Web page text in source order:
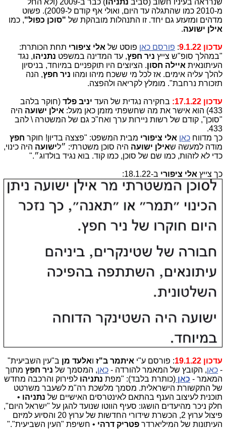
מ-2010 כמו שהתגלה עד היום, ואולי אף קודם ל-2009). פשוט
מדהים ומזעזע גם יחד. זו התנהלות מובהקת של "סוכן כפול", כמו
אילן ישועה.
עדכון 9.1.22 : פורסם כאן פוסט של אלי ציפורי תחת הכותרת:
"במהלך סופ"ש צייץ ניר חפץ, עד המדינה במשפט נתניהו, נגד
העיתונאית איילה חסון. הציוצים היו תוקפניים במיוחד, בניסיון
להלך עליה אימים. אז לכל מי ששכח מיהו ומהו ניר חפץ, הנה
תזכורת נרחבת". מומלץ לקריאה ולהפצה.
עדכון 17.1.22: בחקירה נגדית של העד יניב פלד (חוקר בלהב
433) הוא אישר את מה שחשפתי מזמן כאן מעל:
אילן ישועה היה
"סוכן", קודם של רשות ניירות ערך ואח"כ גם של המשטרה \ להב
433.
כך מדווח כאן אלי ציפורי מבית המשפט: "פצצה בדיון! חוקר חפץ
מודה למעשה שאילן ישועה היה סוכן משטרתי: ״לישועה היה כינוי,
כדי לא לזהות, כמו שם של סוכן, כמו קוד. בוא נגיד בולדוג״."
כך צייץ אלי ציפורי ב-18.1.22:
עדכון 19.1.22 : פורסם ע"י איתמר ב"ז ואלעד מן ב"עין השביעית"
- כאן, הקובץ של המאמר להורדה - כאן, המסמך של ניר חפץ מתוך
המאמר - כאן (כותרת בלבד): "מפת נתניהו לפירוק והרכבה מחדש
של התקשורת הישראלית. מסמך מלשכת רה"מ לשעבר משרטט
תוכנית לעיצוב הענף בהתאם לאינטרסים האישיים של נתניהו •
חלק ניכר מהיעדים הושגו: סעיף הווטו שנועד להגן על "ישראל היום",
פיצול ערוץ 2, הכשרת שידורי החדשות של ערוץ 20 והסיוע למיזם
העיתונות של המיליארדר פטריק דרהי • חשיפת "העין השביעית"."